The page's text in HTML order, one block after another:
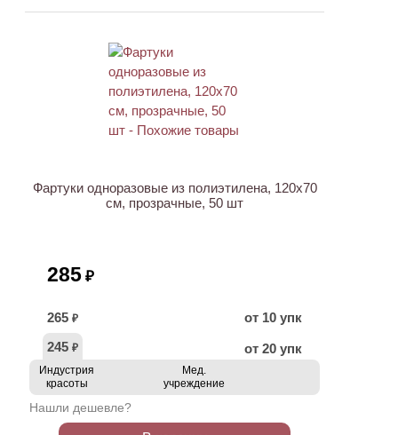
Фартуки одноразовые из полиэтилена, 120х70
см, прозрачные, 50 шт
285 ₽
265 ₽
от 10 упк
245 ₽ от 20 упк
Индустрия
красоты
Мед.
учреждение
Нашли дешевле?